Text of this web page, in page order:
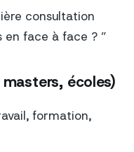
consultation
face à face ? ”
écoles)
formation,